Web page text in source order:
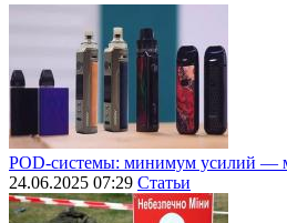
POD-системы: минимум усилий —
24.06.2025 07:29 Статьи